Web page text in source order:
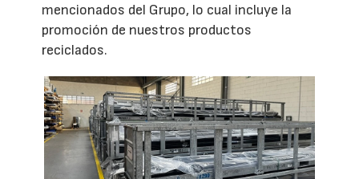
mencionados del Grupo, lo cual incluye la
promoción de nuestros productos
reciclados.